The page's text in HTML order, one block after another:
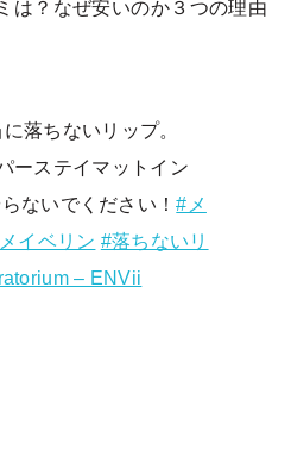
は？なぜ安いのか３つの理由
落ちないリップ。
ーステイマットイン
ないでください！#メ
イベリン #落ちないリ
– ENVii